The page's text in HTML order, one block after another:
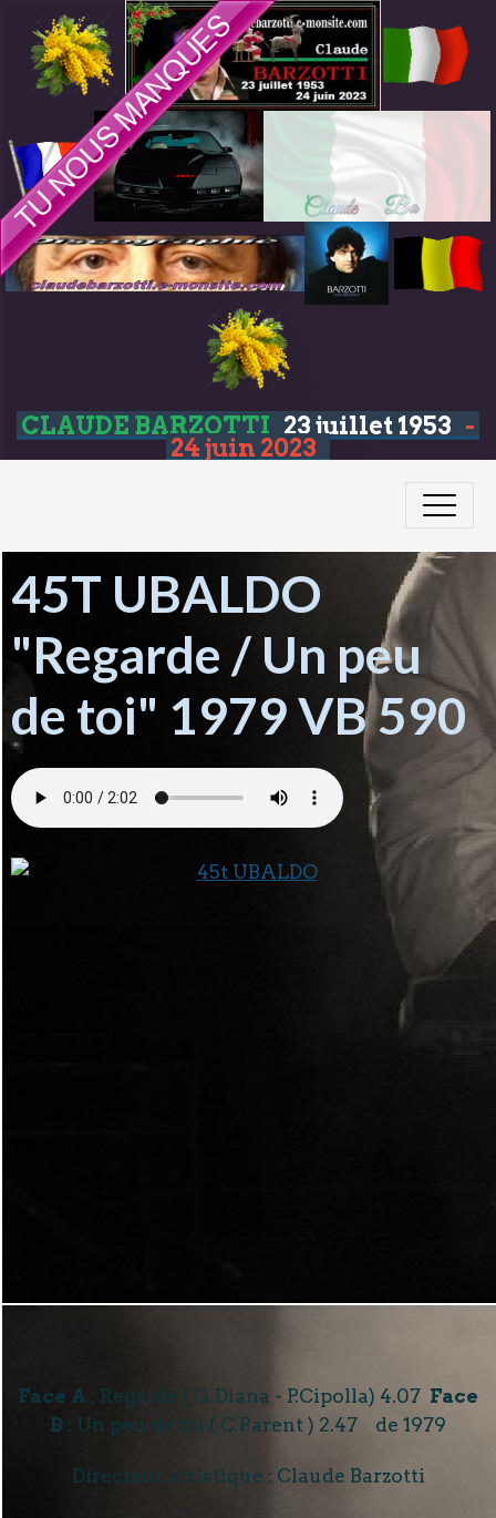
CLAUDE BARZOTTI 23 juillet 1953 -
24 juin 2023
45T UBALDO
"Regarde / Un peu
de toi" 1979 VB 590
Face A : Regarde ( G.Diana - P.Cipolla) 4.07 Face
B : Un peu de toi ( C.Parent ) 2.47 de 1979
Directeur artistique : Claude Barzotti